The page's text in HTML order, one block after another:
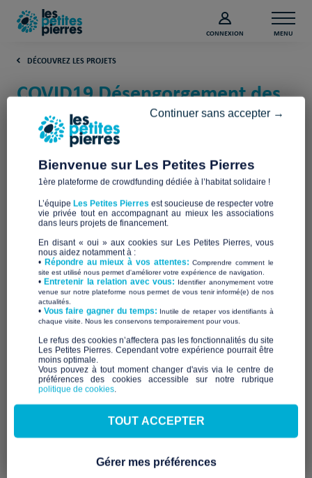
CONNEXION MENU
DÉCOUVREZ LES PROJETS
COVID19 Désengorgement des
prisons l’accueil d’urgence
(Rhône)
LES FOYERS MATTER
Financer provisoirement l'hébergement ou
le logement
POUR
Bienvenue sur Les Petites Pierres
1ère plateforme de crowdfunding dédiée à l’habitat solidaire !
L’équipe Les Petites Pierres est soucieuse de respecter votre
vie privée tout en accompagnant au mieux les associations
dans leurs projets de financement.
En disant « oui » aux cookies sur Les Petites Pierres, vous
nous aidez notamment à :
• Répondre au mieux à vos attentes:Comprendre comment le
site est utilisé nous permet d'améliorer votre expérience de navigation.
•Entretenir la relation avec vous: Identifier anonymement votre
venue sur notre plateforme nous permet de vous tenir informé(e) de nos
actualités.
​• Vous faire gagner du temps: Inutile de retaper vos identifiants à
chaque visite. Nous les conservons temporairement pour vous.
​Le refus des cookies n’affectera pas les fonctionnalités du site
Les Petites Pierres. Cependant votre expérience pourrait être
moins optimale.​
Vous pouvez à tout moment changer d'avis via le centre de
préférences des cookies accessible sur notre rubrique
politique de cookies.
Continuer sans accepter →
TOUT ACCEPTER
Gérer mes préférences